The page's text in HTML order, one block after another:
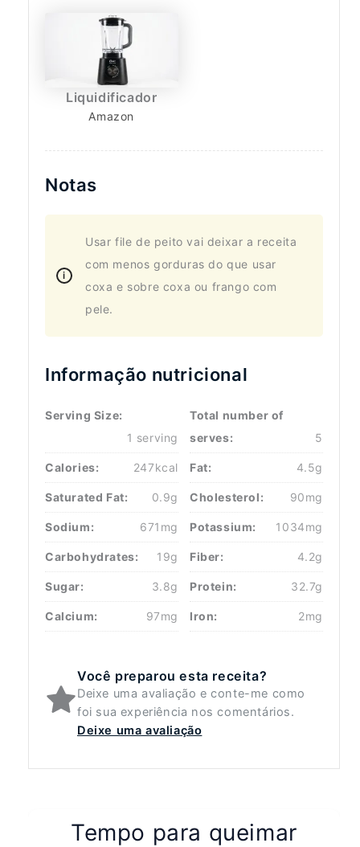
Liquidificador
Amazon
Notas
Usar file de peito vai deixar a receita
com menos gorduras do que usar
coxa e sobre coxa ou frango com
pele.
Informação nutricional
Serving Size:
1 serving
Total number of
serves:
5
Calories: 247kcal Fat: 4.5g
Saturated Fat: 0.9g Cholesterol: 90mg
Sodium: 671mg Potassium: 1034mg
Carbohydrates: 19g Fiber: 4.2g
Sugar: 3.8g Protein: 32.7g
Calcium: 97mg Iron: 2mg
Você preparou esta receita?
Deixe uma avaliação e conte-me como
foi sua experiência nos comentários.
Deixe uma avaliação
Tempo para queimar